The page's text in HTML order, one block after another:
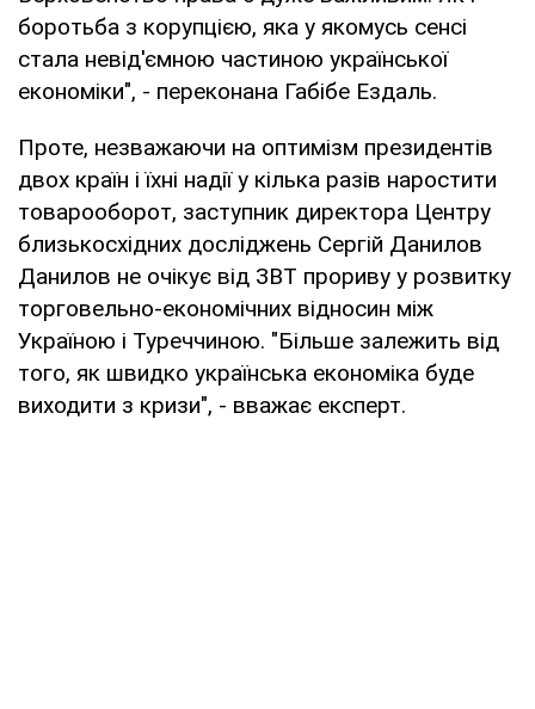
боротьба з корупцією, яка у якомусь сенсі
стала невід'ємною частиною української
економіки", - переконана Габібе Ездаль.
Проте, незважаючи на оптимізм президентів
двох країн і їхні надії у кілька разів наростити
товарооборот, заступник директора Центру
близькосхідних досліджень Сергій Данилов
Данилов не очікує від ЗВТ прориву у розвитку
торговельно-економічних відносин між
Україною і Туреччиною. "Більше залежить від
того, як швидко українська економіка буде
виходити з кризи", - вважає експерт.